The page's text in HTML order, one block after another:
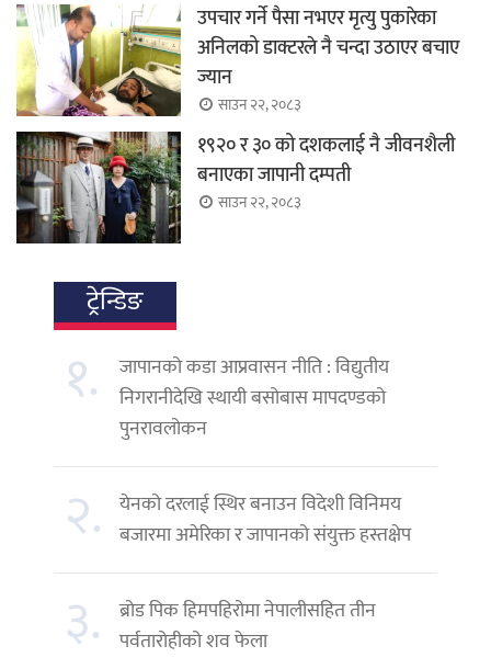
उपचार गर्ने पैसा नभएर मृत्यु पुकारेका
अनिलको डाक्टरले नै चन्दा उठाएर बचाए
ज्यान
साउन २२, २०८३
१९२० र ३० को दशकलाई नै जीवनशैली
बनाएका जापानी दम्पती
साउन २२, २०८३
ट्रेन्डिङ
१.
जापानको कडा आप्रवासन नीति : विद्युतीय
निगरानीदेखि स्थायी बसोबास मापदण्डको
पुनरावलोकन
२. येनको दरलाई स्थिर बनाउन विदेशी विनिमय
बजारमा अमेरिका र जापानको संयुक्त हस्तक्षेप
३.
ब्रोड पिक हिमपहिरोमा नेपालीसहित तीन
पर्वतारोहीको शव फेला